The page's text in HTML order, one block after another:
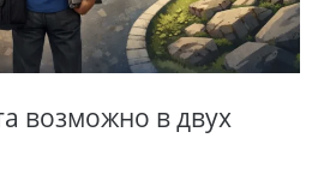
возможно в двух